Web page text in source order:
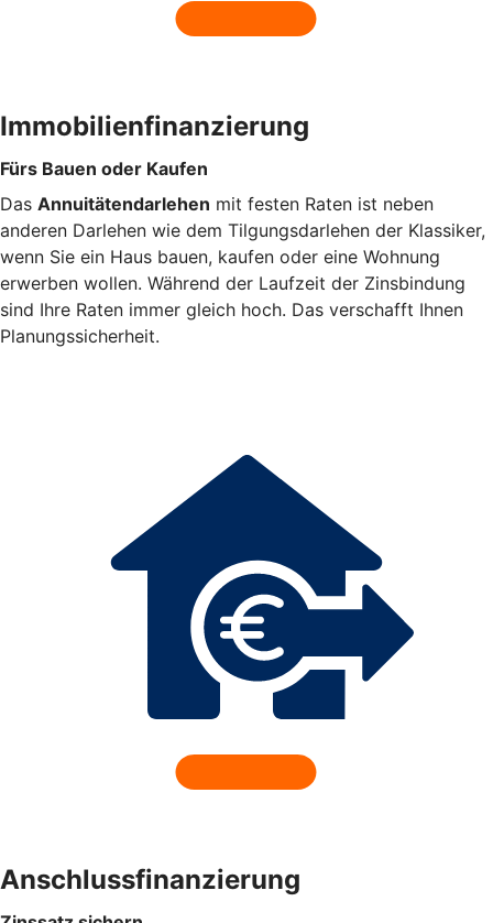
Immobilienfinanzierung
Fürs Bauen oder Kaufen
Das Annuitätendarlehen mit festen Raten ist neben
anderen Darlehen wie dem Tilgungsdarlehen der Klassiker,
wenn Sie ein Haus bauen, kaufen oder eine Wohnung
erwerben wollen. Während der Laufzeit der Zinsbindung
sind Ihre Raten immer gleich hoch. Das verschafft Ihnen
Planungssicherheit.
Anschlussfinanzierung